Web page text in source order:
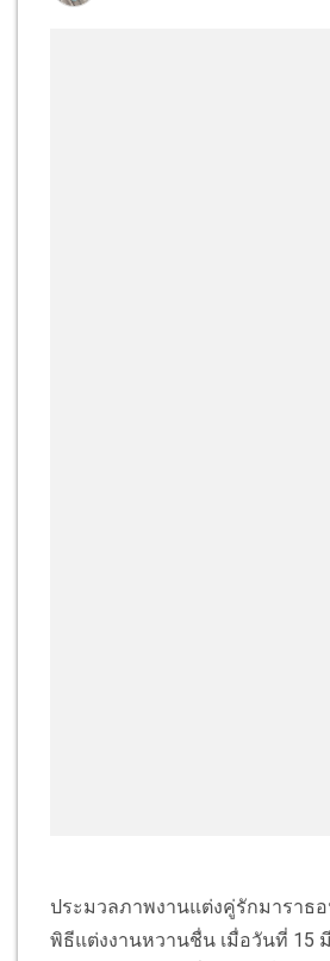
ประมวลภาพงานแต่งคู่รักมาราธ
พิธีแต่งงานหวานชื่น เมื่อวันที่ 15